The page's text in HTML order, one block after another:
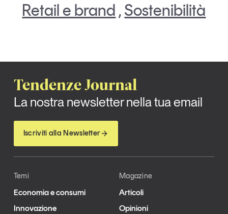
Retail e brand ,Sostenibilità
Tendenze Journal
La nostra newsletter nella tua email
Iscriviti alla Newsletter
Temi
Economia e consumi
Innovazione
Magazine
Articoli
Opinioni